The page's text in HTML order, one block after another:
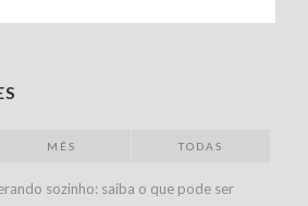
MÊS TODAS
sozinho: saiba o que pode ser